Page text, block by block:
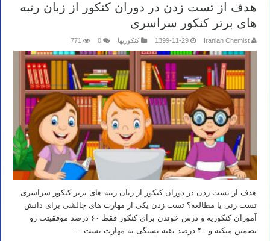
هدف از تست زدن در دوران کنکور از زبان رتبه
های برتر کنکور سراسری
Iranian Chemist
1399-11-29 کنکوریها 0
771
هدف از تست زدن در دوران کنکور از زبان رتبه های برتر کنکور سراسری
تست زنی یا مطالعه؟ تست زدن یکی از مهارت های چالشی برای دانش
آموزان کنکوریه و درس خوندن برای کنکور فقط ۶۰ درصد موفقیتت رو
تضمین میکنه و ۴۰ درصد بقیه بستگی به مهارت تست …